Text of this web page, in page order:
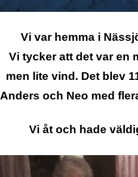
Vi var hemma i
Vi tycker att det var en
men lite vind. Det blev
Anders och Neo med
Vi åt och hade